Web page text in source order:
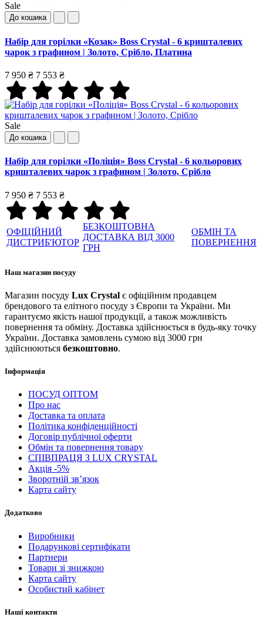
Sale
До кошика
Набір для горілки «Козак» Boss Crystal - 6 кришталевих
чарок з графином | Золото, Срібло, Платина
7 950 ₴ 7 553 ₴
Sale
До кошика
Набір для горілки «Поліція» Boss Crystal - 6 кольорових
кришталевих чарок з графином | Золото, Срібло
7 950 ₴ 7 553 ₴
ОФІЦІЙНИЙ
ДИСТРИБ'ЮТОР
БЕЗКОШТОВНА
ДОСТАВКА ВІД 3000
ГРН
ОБМІН ТА
ПОВЕРНЕННЯ
Наш магазин посуду
Магазин посуду Lux Crystal є офіційним продавцем
брендового та елітного посуду з Європи та України. Ми
гарантуємо якість нашої продукції, а також можливість
повернення та обміну. Доставка здійснюється в будь-яку точку
України. Доставка замовлень сумою від 3000 грн
здійснюються безкоштовно.
Інформація
ПОСУД ОПТОМ
Про нас
Доставка та оплата
Політика конфіденційності
Договір публічної оферти
Обмін та повернення товару
СПІВПРАЦЯ З LUX CRYSTAL
Акція -5%
Зворотній зв’язок
Карта сайту
Додатково
Виробники
Подарункові сертифікати
Партнери
Товари зі знижкою
Карта сайту
Особистий кабінет
Наші контакти